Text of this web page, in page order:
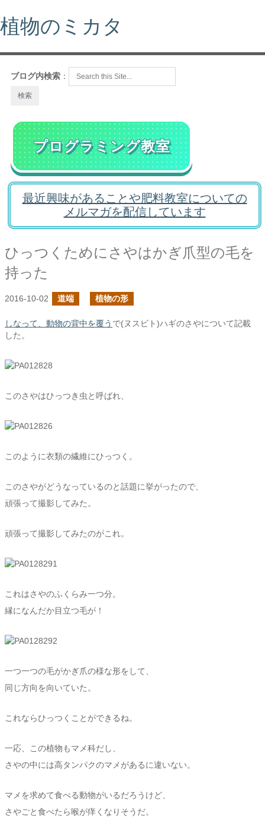
植物のミカタ
ブログ内検索 ：
プログラミング教室
最近興味があることや肥料教室についての
メルマガを配信しています
ひっつくためにさやはかぎ爪型の毛を
持った
2016-10-02 道端 植物の形
しなって、動物の背中を覆う で(ヌスビト)ハギのさやについて記載
した。
このさやはひっつき虫と呼ばれ、
このように衣類の繊維にひっつく。
このさやがどうなっているのと話題に挙がったので、
頑張って撮影してみた。
頑張って撮影してみたのがこれ。
これはさやのふくらみ一つ分。
縁になんだか目立つ毛が！
一つ一つの毛がかぎ爪の様な形をして、
同じ方向を向いていた。
これならひっつくことができるね。
一応、この植物もマメ科だし、
さやの中には高タンパクのマメがあるに違いない。
マメを求めて食べる動物がいるだろうけど、
さやごと食べたら喉が痒くなりそうだ。